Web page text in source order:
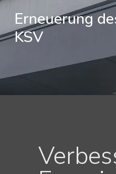
Erneuerung
KSV